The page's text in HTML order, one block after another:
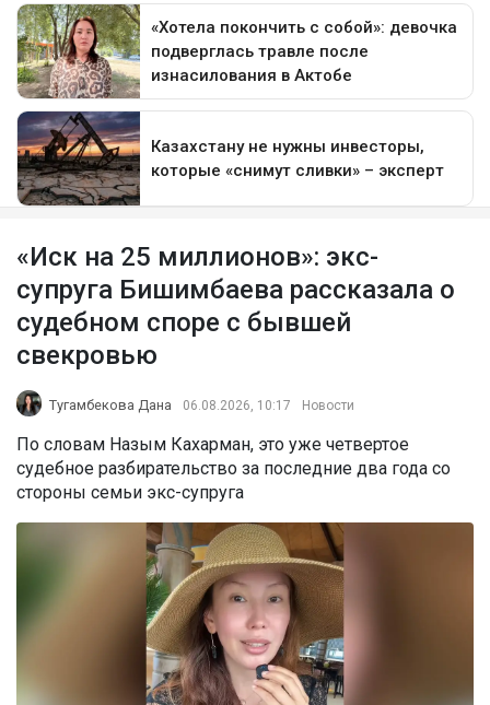
«Иск на 25 миллионов»: экс-
супруга Бишимбаева рассказала о
судебном споре с бывшей
свекровью
Тугамбекова Дана 06.08.2026, 10:17 Новости
По словам Назым Кахарман, это уже четвертое
судебное разбирательство за последние два года со
стороны семьи экс-супруга